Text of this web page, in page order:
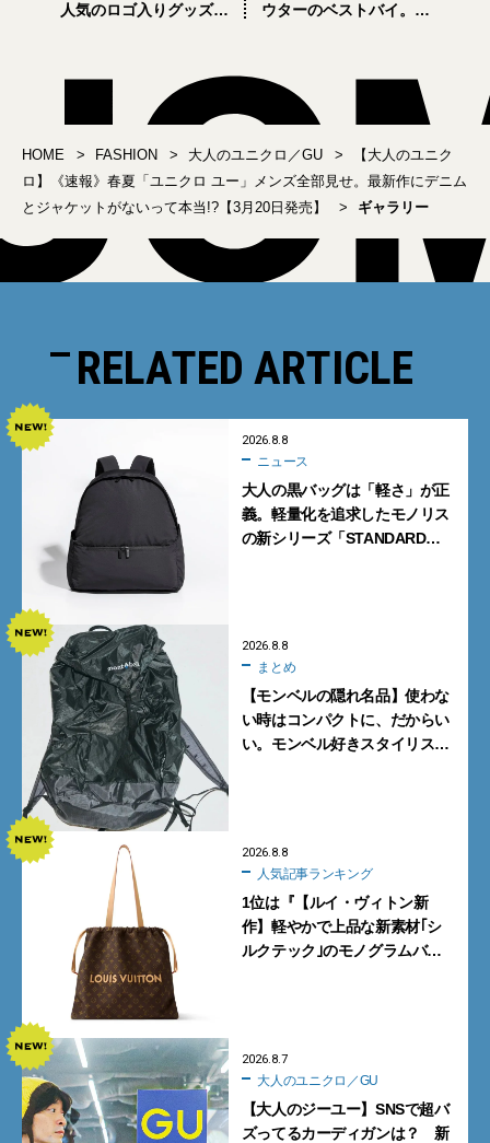
人気のロゴ入りグッズは
最新12号が無料配布中。
ウターのベストバイ。
ぎる！【UNIQLOスタン
ダード学】
HOME FASHION 大人のユニクロ／GU
【大人のユニク
ロ】《速報》春夏「ユニクロ ユー」メンズ全部見せ。最新作にデニム
とジャケットがないって本当!?【3月20日発売】
ギャラリー
RELATED ARTICLE
2026.8.8
ニュース
大人の黒バッグは「軽さ」が正
義。軽量化を追求したモノリス
の新シリーズ「STANDARD
2026.8.8
まとめ
【モンベルの隠れ名品】使わな
い時はコンパクトに、だからい
い。モンベル好きスタイリスト
2026.8.8
人気記事ランキング
1位は『【ルイ・ヴィトン新
作】軽やかで上品な新素材｢シ
ルクテック｣のモノグラムバッ
2026.8.7
大人のユニクロ／GU
【大人のジーユー】SNSで超バ
ズってるカーディガンは？ 新